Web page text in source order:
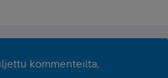
kommenteilta.